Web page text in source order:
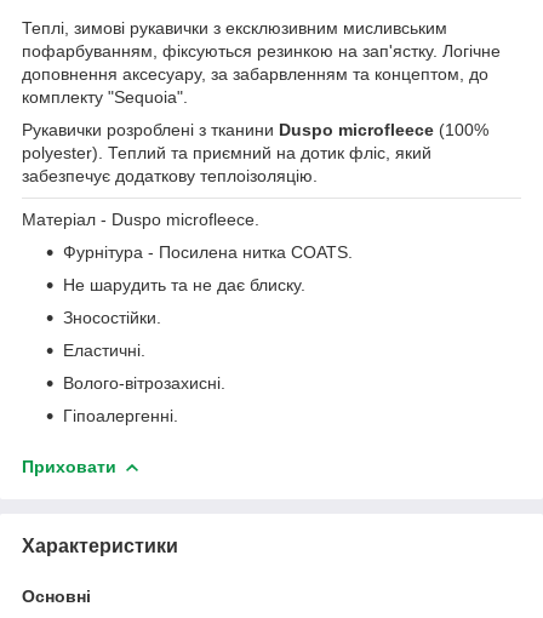
Теплі, зимові рукавички з ексклюзивним мисливським
пофарбуванням, фіксуються резинкою на зап'ястку. Логічне
доповнення аксесуару, за забарвленням та концептом, до
комплекту "Sequoia".
Рукавички розроблені з тканини Duspo microfleece (100%
polyester). Теплий та приємний на дотик фліс, який
забезпечує додаткову теплоізоляцію.
Матеріал - Duspo microfleece.
Фурнітура - Посилена нитка COATS.
Не шарудить та не дає блиску.
Зносостійки.
Еластичні.
Волого-вітрозахисні.
Гіпоалергенні.
Приховати
Характеристики
Основні